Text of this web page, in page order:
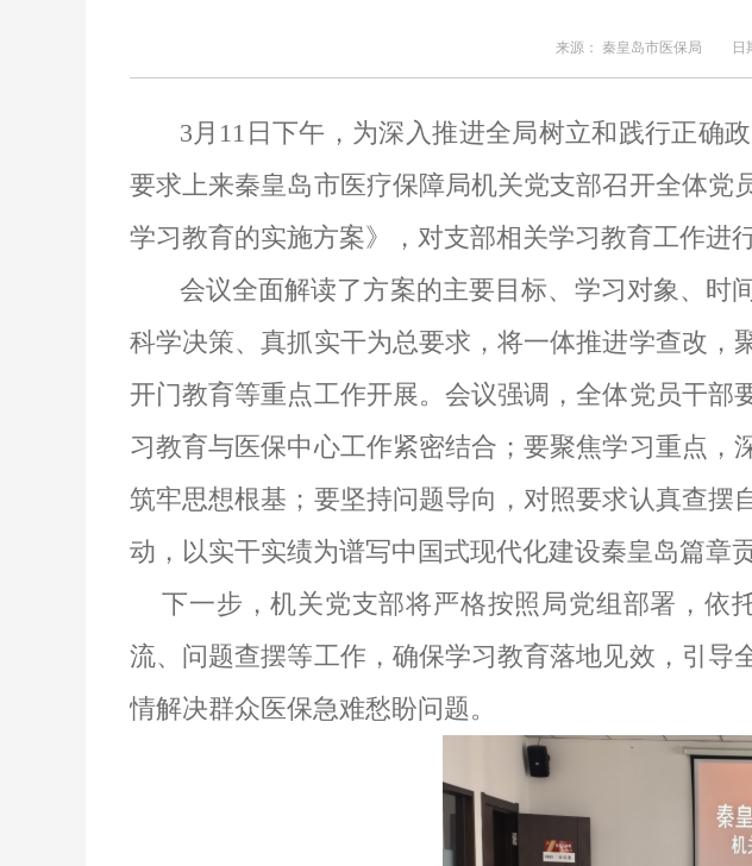
来源： 秦皇岛市医保局 日
3 月 11 日下午 ，为深入推进全局树立和践行正确
要求上来秦皇岛市医疗保障局机关党支部召开全体
学习教育的实施方案》，对支部相关学习教育工作进
会议全面解读了方案的主要目标、学习对象、时
科学决策、真抓实干为总要求，将一体推进学查改，
开门教育等重点工作开展。会议强调，全体党员干
习教育与医保中心工作紧密结合；要聚焦学习重点，
筑牢思想根基；要坚持问题导向，对照要求认真查
动，以实干实绩为谱写中国式现代化建设秦皇岛篇章
下一步，机关党支部将严格按照局党组部署，依
流、问题查摆等工作，确保学习教育落地见效，引导
情解决群众医保急难愁盼问题。